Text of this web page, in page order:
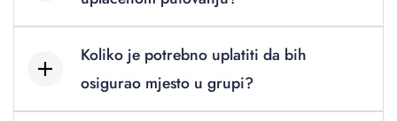
Koliko je potrebno uplatiti da bih
osigurao mjesto u grupi?